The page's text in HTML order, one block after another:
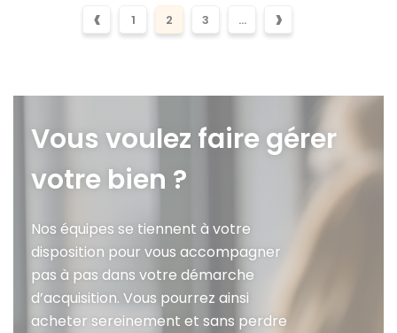
‹ 1 2 3 ... ›
Vous voulez faire gérer
votre bien ?
Nos équipes se tiennent à votre
disposition pour vous accompagner
pas à pas dans votre démarche
d’acquisition. Vous pourrez ainsi
acheter sereinement et sans perdre